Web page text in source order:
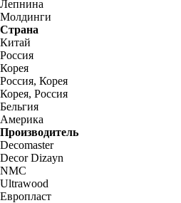
Лепнина
Молдинги
Страна
Китай
Россия
Корея
Россия, Корея
Корея, Россия
Бельгия
Америка
Производитель
Decomaster
Decor Dizayn
NMC
Ultrawood
Европласт